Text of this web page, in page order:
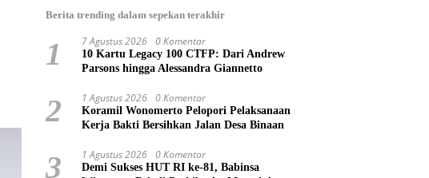
Berita trending dalam sepekan terakhir
1 7 Agustus 2026 0 Komentar
10 Kartu Legacy 100 CTFP: Dari Andrew
Parsons hingga Alessandra Giannetto
2 1 Agustus 2026 0 Komentar
Koramil Wonomerto Pelopori Pelaksanaan
Kerja Bakti Bersihkan Jalan Desa Binaan
3 1 Agustus 2026 0 Komentar
Demi Sukses HUT RI ke-81, Babinsa